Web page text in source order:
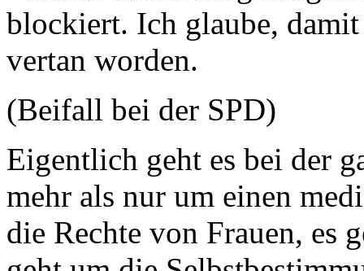
blockiert. Ich glaube,
vertan worden.
(Beifall bei der SPD)
Eigentlich geht es bei der
mehr als nur um einen
die Rechte von Frauen, es